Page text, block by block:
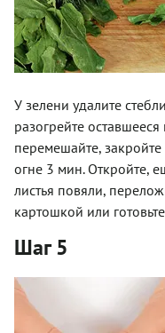
У зелени удалите
разогрейте
перемешайте,
огне 3 мин. Откройте,
листья повяли,
картошкой или
Шаг 5